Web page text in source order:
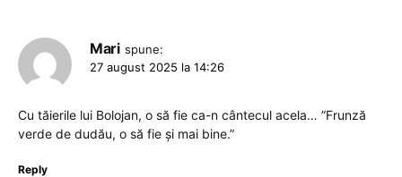
Mari spune:
27 august 2025 la 14:26
Cu tăierile lui Bolojan, o să fie ca-n cântecul acela… ”Frunză
verde de dudău, o să fie și mai bine.”
Reply